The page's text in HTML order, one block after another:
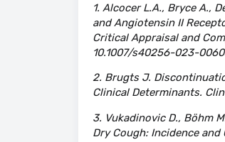
1. Alcocer L.A., Bryce A.,
and Angiotensin II
Critical Appraisal and
10.1007/s40256-023-
2. Brugts J.
Clinical Determinants.
3. Vukadinovic D., Böhm
Dry Cough: Incidence and